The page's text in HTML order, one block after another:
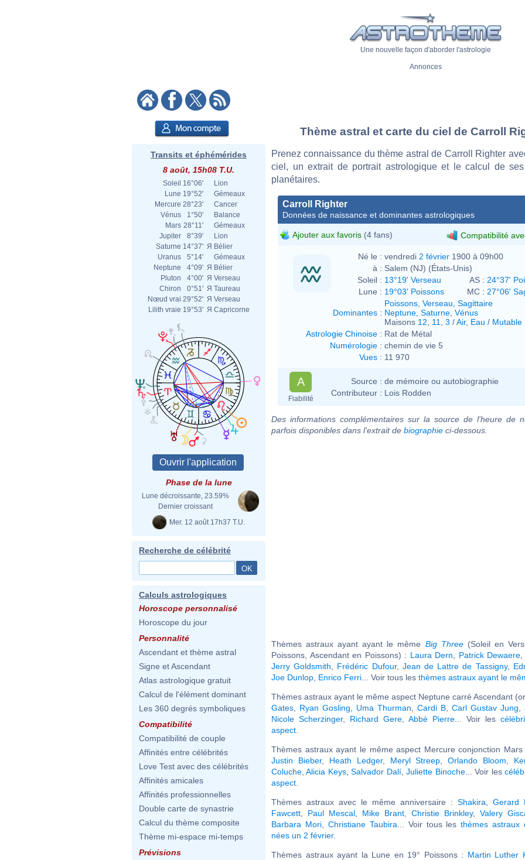
Une nouvelle façon d'aborder l'astrologie
Annonces
Transits et éphémérides
8 août, 15h08 T.U.
Soleil 16°06'
Lion
Lune 19°52'
Gémeaux
Mercure 28°23'
Cancer
Vénus
1°50'
Balance
Mars 28°11'
Gémeaux
Jupiter
8°39'
Lion
Saturne 14°37' Я Bélier
Uranus
5°14'
Gémeaux
Neptune
4°09' Я Bélier
Pluton
4°00' Я Verseau
Chiron
0°51' Я Taureau
Nœud vrai 29°52' Я Verseau
Lilith vraie 19°53' Я Capricorne
Phase de la lune
Lune décroissante, 23.59%
Dernier croissant
Mer. 12 août 17h37 T.U.
Recherche de célébrité
Calculs astrologiques
Horoscope personnalisé
Horoscope du jour
Personnalité
Ascendant et thème astral
Signe et Ascendant
Atlas astrologique gratuit
Calcul de l'élément dominant
Les 360 degrés symboliques
Compatibilité
Compatibilité de couple
Affinités entre célébrités
Love Test avec des célébrités
Affinités amicales
Affinités professionnelles
Double carte de synastrie
Calcul du thème composite
Thème mi-espace mi-temps
Prévisions
Thème astral et carte du ciel de Carroll
Prenez connaissance du thème astral de Carroll Righter
ciel, un extrait de portrait astrologique et le calcul de
planétaires.
Carroll Righter
Données de naissance et dominantes astrologiques
Ajouter aux favoris (4 fans) Compatibilité
Né le : vendredi 2 février 1900 à 09h00
à : Salem (NJ) (États-Unis)
Soleil : 13°19' Verseau AS : 24°37'
Lune : 19°03' Poissons MC : 27°06'
Dominantes :
Poissons Verseau Sagittaire
Neptune Saturne Vénus
Maisons 12 11 3 /Air, Eau / Mutable
Astrologie Chinoise : Rat de Métal
Numérologie : chemin de vie 5
Vues : 11 970
A
Fiabilité
Source : de mémoire ou autobiographie
Contributeur : Lois Rodden
Des informations complémentaires sur la source de l'heure de
parfois disponibles dans l'extrait de biographie ci-dessous.
Thèmes astraux ayant ayant le même Big Three(Soleil en
Poissons, Ascendant en Poissons) : Laura Dern Patrick Dewaere
Jerry Goldsmith
Frédéric Dufour, Jean de Lattre de Tassigny,
Joe Dunlop Enrico Ferri ... Voir tous les thèmes astraux ayant le
Thèmes astraux ayant le même aspect Neptune carré Ascendant
Gates
Ryan Gosling Uma Thurman Cardi B Carl Gustav Jung
Nicole Scherzinger, Richard Gere Abbé Pierre ... Voir les
aspect
Thèmes astraux ayant le même aspect Mercure conjonction
Justin Bieber, Heath Ledger, Meryl Streep ,Orlando Bloom
Coluche ,Alicia Keys,Salvador Dalí,Juliette Binoche... Voir les
aspect
Thèmes astraux avec le même anniversaire : Shakira Gerard
Fawcett
Paul Mescal Mike Brant Christie Brinkley, Valery
Barbara Mori, Christiane Taubira ... Voir tous lesthèmes astraux
nées un 2 février.
Thèmes astraux ayant la Lune en 19° Poissons : Martin Luther